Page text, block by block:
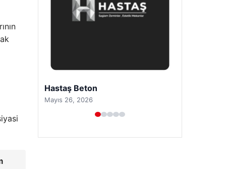
Enes Kaplan Avukatlık Bürosu
Nisan 28, 2026